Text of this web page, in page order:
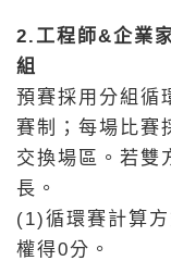
2.工程師&企業
組
預賽採用分組循
賽制；每場比賽
交換場區。若雙
長。
(1)循環賽計算
權得0分。